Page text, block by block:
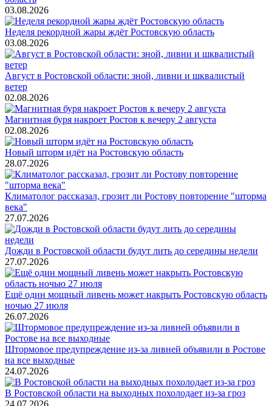
03.08.2026
Неделя рекордной жары ждёт Ростовскую область
03.08.2026
Август в Ростовской области: зной, ливни и шквалистый
ветер
02.08.2026
Магнитная буря накроет Ростов к вечеру 2 августа
02.08.2026
Новый шторм идёт на Ростовскую область
28.07.2026
Климатолог рассказал, грозит ли Ростову повторение "шторма
века"
27.07.2026
Дожди в Ростовской области будут лить до середины недели
27.07.2026
Ещё один мощный ливень может накрыть Ростовскую область
ночью 27 июля
26.07.2026
Штормовое предупреждение из-за ливней объявили в Ростове
на все выходные
24.07.2026
В Ростовской области на выходных похолодает из-за гроз
24.07.2026